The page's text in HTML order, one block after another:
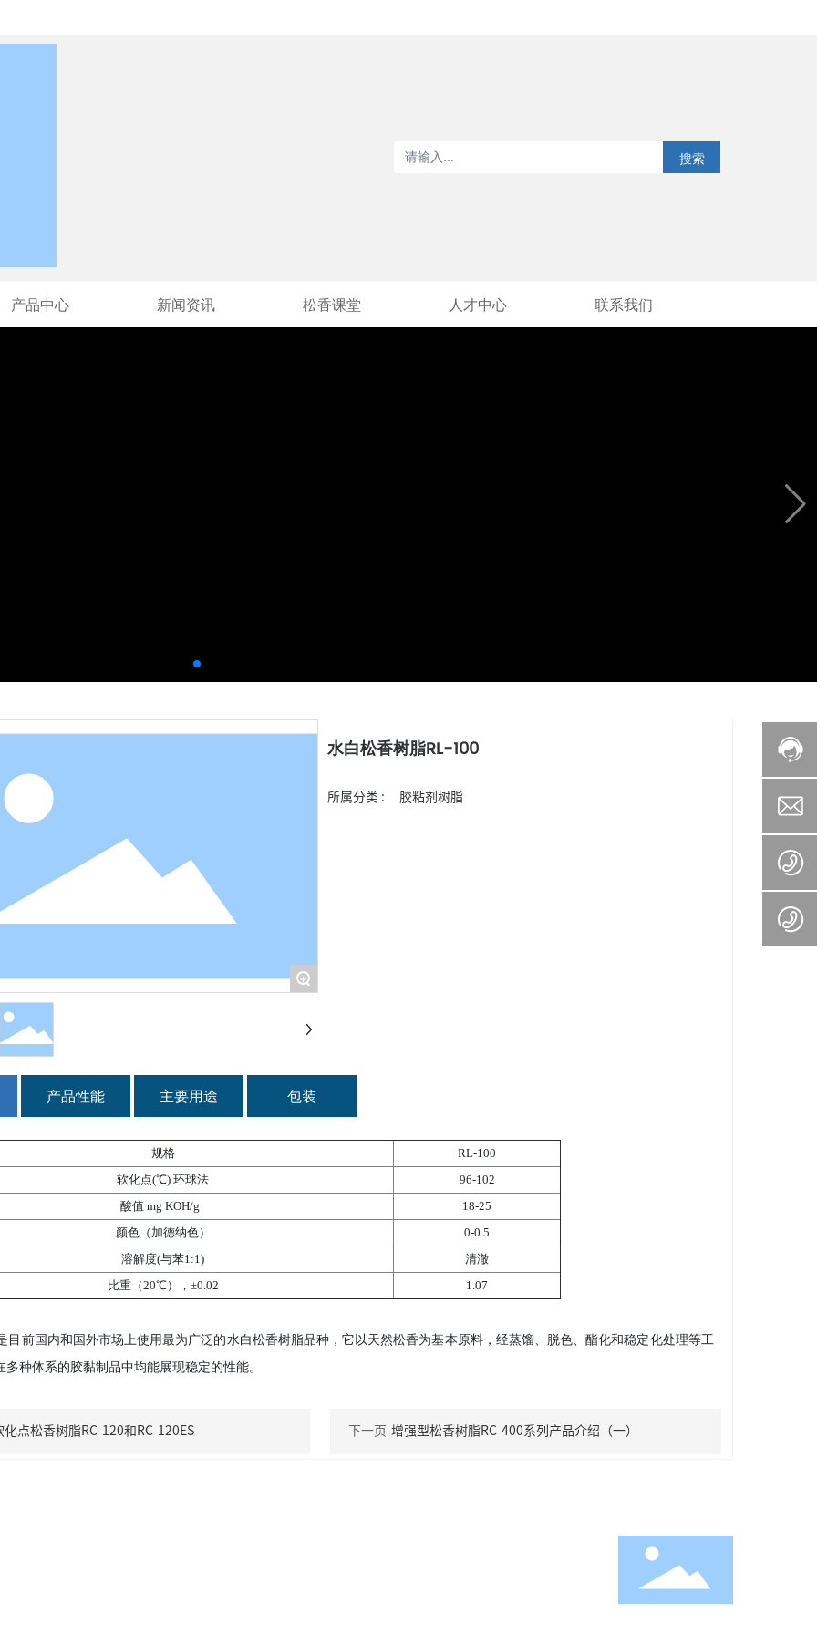
搜索
产品中心 新闻资讯 松香课堂 人才中心 联系我们
+
水白松香树脂RL-100
所属分类 : 胶粘剂树脂
产品性能 主要用途 包装
规格
RL-100
软化点(℃) 环球法
96-102
酸值 mg KOH/g
18-25
颜色（加德纳色）
0-0.5
溶解度(与苯1:1)
清澈
比重（20℃），±0.02
1.07
目前国内和国外市场上使用最为广泛的水白松香树脂品种，它以天然松香为基本原料，经蒸馏、脱色、酯化和稳定化处理等工
多种体系的胶黏制品中均能展现稳定的性能。
化点松香树脂RC-120和RC-120ES 下一页 增强型松香树脂RC-400系列产品介绍（一）